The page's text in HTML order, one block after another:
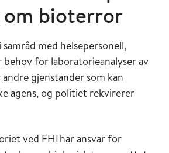
om bioterror
med helsepersonell,
for laboratorieanalyser av
gjenstander som kan
agens, og politiet rekvirerer
ved FHI har ansvar for